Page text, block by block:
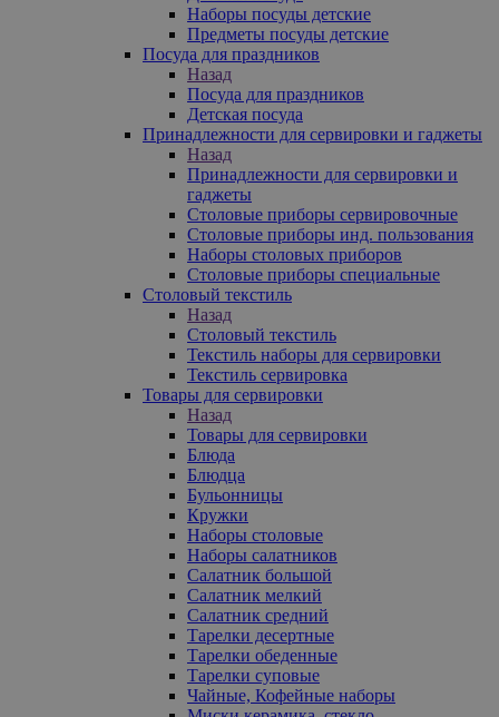
Наборы посуды детские
Предметы посуды детские
Посуда для праздников
Назад
Посуда для праздников
Детская посуда
Принадлежности для сервировки и гаджеты
Назад
Принадлежности для сервировки и
гаджеты
Столовые приборы сервировочные
Столовые приборы инд. пользования
Наборы столовых приборов
Столовые приборы специальные
Столовый текстиль
Назад
Столовый текстиль
Текстиль наборы для сервировки
Текстиль сервировка
Товары для сервировки
Назад
Товары для сервировки
Блюда
Блюдца
Бульонницы
Кружки
Наборы столовые
Наборы салатников
Салатник большой
Салатник мелкий
Салатник средний
Тарелки десертные
Тарелки обеденные
Тарелки суповые
Чайные, Кофейные наборы